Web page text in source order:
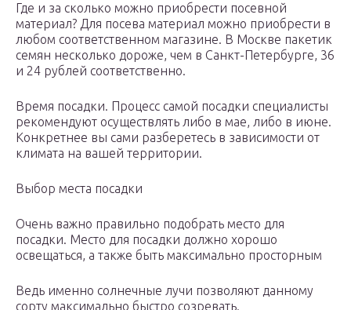
Где и за сколько можно приобрести посевной
материал? Для посева материал можно приобрести в
любом соответственном магазине. В Москве пакетик
семян несколько дороже, чем в Санкт-Петербурге, 36
и 24 рублей соответственно.
Время посадки. Процесс самой посадки специалисты
рекомендуют осуществлять либо в мае, либо в июне.
Конкретнее вы сами разберетесь в зависимости от
климата на вашей территории.
Выбор места посадки
Очень важно правильно подобрать место для
посадки. Место для посадки должно хорошо
освещаться, а также быть максимально просторным
Ведь именно солнечные лучи позволяют данному
сорту максимально быстро созревать.